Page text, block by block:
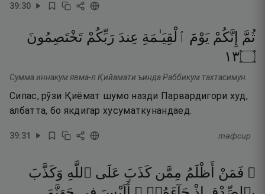
39:30
ثُمَّ إِنَّكُمْ يَوْمَ ٱلْقِيَـٰمَةِ عِندَ رَبِّكُمْ تَخْتَصِمُونَ
۝٣١
Сумма иннакум явма-л Қийамати ъинда Раббикум тахтасимун.
Сипас, рӯзи Қиёмат шумо назди Парвардигори худ,
албатта, бо якдигар хусуматкунандаед.
39:31 тафсир
۞ فَمَنْ أَظْلَمُ مِمَّن كَذَبَ عَلَى ٱللَّهِ وَكَذَّبَ